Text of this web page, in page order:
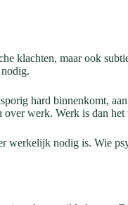
klachten, maar ook
hard binnenkomt,
werk. Werk is dan
werkelijk nodig is. Wie